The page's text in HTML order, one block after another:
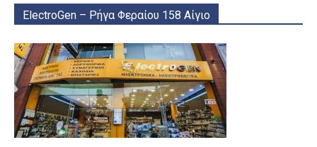
ElectroGen – Ρήγα Φεραίου 158 Αίγιο